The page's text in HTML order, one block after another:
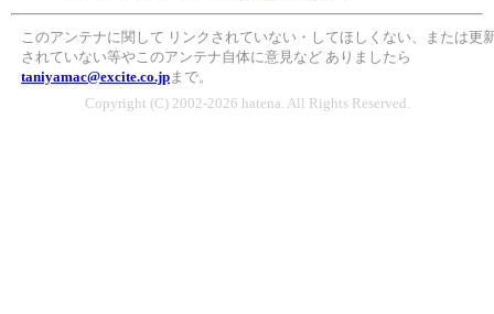
このアンテナに関して リンクされていない・してほしくない、または更
されていない等やこのアンテナ自体に意見など ありましたら
taniyamac@excite.co.jpまで。
Copyright (C) 2002-2026 hatena. All Rights Reserved.